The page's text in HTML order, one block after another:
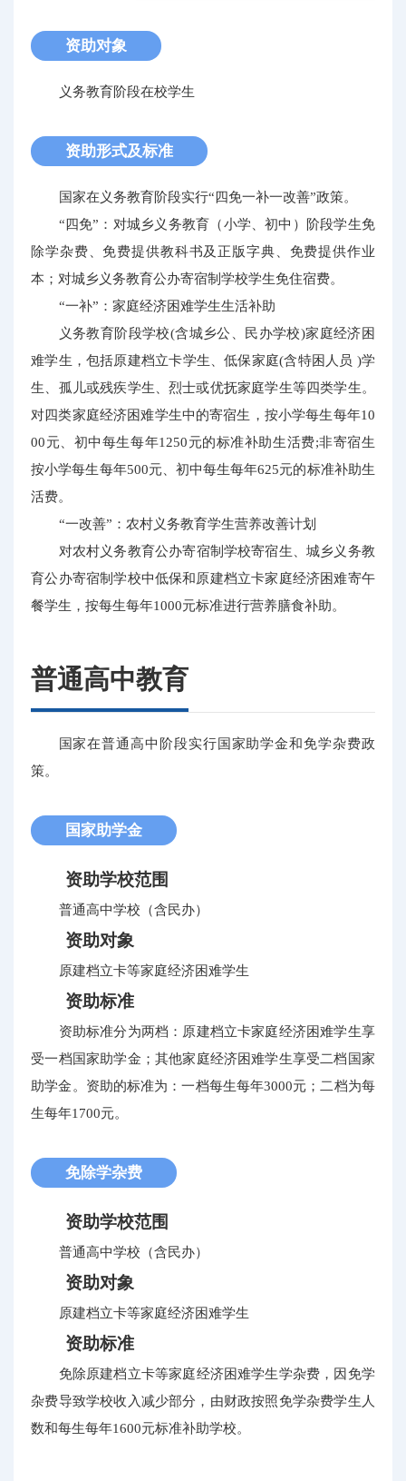
资助对象
义务教育阶段在校学生
资助形式及标准
国家在义务教育阶段实行“四免一补一改善”政策。
“四免”：对城乡义务教育（小学、初中）阶段学生免
除学杂费、免费提供教科书及正版字典、免费提供作业
本；对城乡义务教育公办寄宿制学校学生免住宿费。
“一补”：家庭经济困难学生生活补助
义务教育阶段学校(含城乡公、民办学校)家庭经济困
难学生，包括原建档立卡学生、低保家庭(含特困人员 )学
生、孤儿或残疾学生、烈士或优抚家庭学生等四类学生。
对四类家庭经济困难学生中的寄宿生，按小学每生每年10
00元、初中每生每年1250元的标准补助生活费;非寄宿生
按小学每生每年500元、初中每生每年625元的标准补助生
活费。
“一改善”：农村义务教育学生营养改善计划
对农村义务教育公办寄宿制学校寄宿生、城乡义务教
育公办寄宿制学校中低保和原建档立卡家庭经济困难寄午
餐学生，按每生每年1000元标准进行营养膳食补助。
普通高中教育
国家在普通高中阶段实行国家助学金和免学杂费政
策。
国家助学金
资助学校范围
普通高中学校（含民办）
资助对象
原建档立卡等家庭经济困难学生
资助标准
资助标准分为两档：原建档立卡家庭经济困难学生享
受一档国家助学金；其他家庭经济困难学生享受二档国家
助学金。资助的标准为：一档每生每年3000元；二档为每
生每年1700元。
免除学杂费
资助学校范围
普通高中学校（含民办）
资助对象
原建档立卡等家庭经济困难学生
资助标准
免除原建档立卡等家庭经济困难学生学杂费，因免学
杂费导致学校收入减少部分，由财政按照免学杂费学生人
数和每生每年1600元标准补助学校。